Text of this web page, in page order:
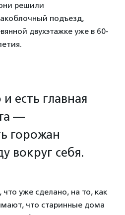
решили
подъезд,
двухэтажке уже в 60-
есть главная
—
горожан
вокруг себя.
уже сделано, на то, как
что старинные дома